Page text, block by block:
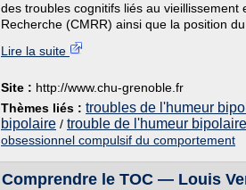
des troubles cognitifs liés au
Recherche (CMRR) ainsi que la position
Lire la suite
Site : http://www.chu-grenoble.fr
Thèmes liés : troubles de l'humeur
bipolaire / trouble de l'humeur bipolaire
obsessionnel compulsif du comportement
Comprendre le TOC — Louis